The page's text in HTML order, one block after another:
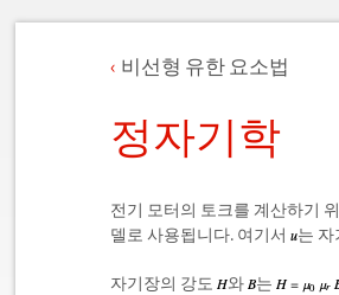
비선형 유한 요소법
정자기학
전기 모터의 토크를 계산하기
델로 사용됩니다. 여기서
는
자기장의 강도 와
는